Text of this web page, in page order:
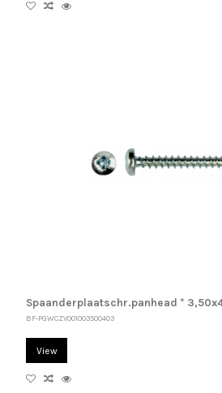
Spaanderplaatschr.panhead *
BF-PGWCZV001003500403
View